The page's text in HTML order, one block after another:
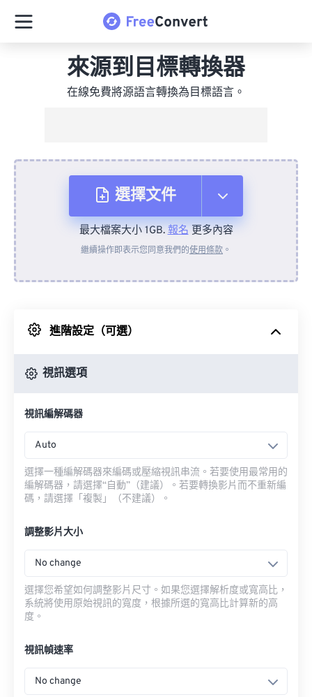
來源到目標轉換器
在線免費將源語言轉換為目標語言。
選擇文件
來自裝置
來自 Google 雲端硬碟
最大檔案大小 1GB.報名更多內容
繼續操作即表示您同意我們的使用條款 。
進階設定（可選）
視訊選項
視訊編解碼器
Auto
選擇一種編解碼器來編碼或壓縮視訊串流。若要使用最常用的
編解碼器，請選擇“自動”（建議）。若要轉換影片而不重新編
碼，請選擇「複製」（不建議）。
調整影片大小
No change
選擇您希望如何調整影片尺寸。如果您選擇解析度或寬高比，
系統將使用原始視訊的寬度，根據所選的寬高比計算新的高
度。
視訊幀速率
No change